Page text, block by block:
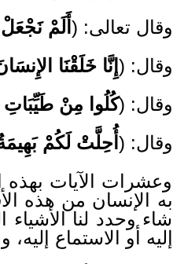
وقال تعالى: ( أَلَمْ
وقال: (إِنَّا خَلَقْنَا
وقال: (كُلُوا مِنْ طَيِّبَاتِ
وقال: ( أُحِلَّتْ لَكُمْ
وعشرات الآيات بهذه
به الإنسان من هذه
شاء وحدد لنا
إليه أو الاستماع